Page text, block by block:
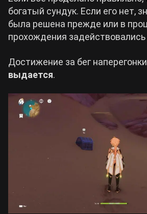
богатый сундук. Если его нет,
была решена прежде или в
прохождения
Достижение за бег
выдается.